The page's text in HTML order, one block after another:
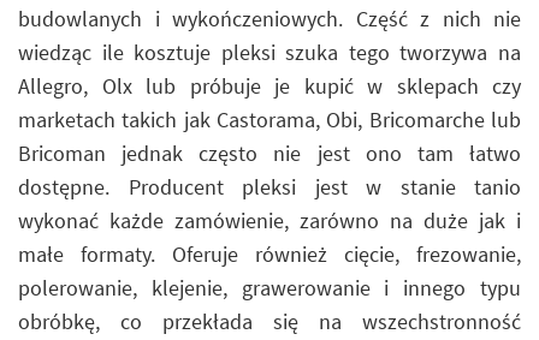
budowlanych i wykończeniowych. Część z nich nie
wiedząc ile kosztuje pleksi szuka tego tworzywa na
Allegro, Olx lub próbuje je kupić w sklepach czy
marketach takich jak Castorama, Obi, Bricomarche lub
Bricoman jednak często nie jest ono tam łatwo
dostępne. Producent pleksi jest w stanie tanio
wykonać każde zamówienie, zarówno na duże jak i
małe formaty. Oferuje również cięcie, frezowanie,
polerowanie, klejenie, grawerowanie i innego typu
obróbkę, co przekłada się na wszechstronność